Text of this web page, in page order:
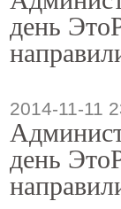
день
2014-11-11
день